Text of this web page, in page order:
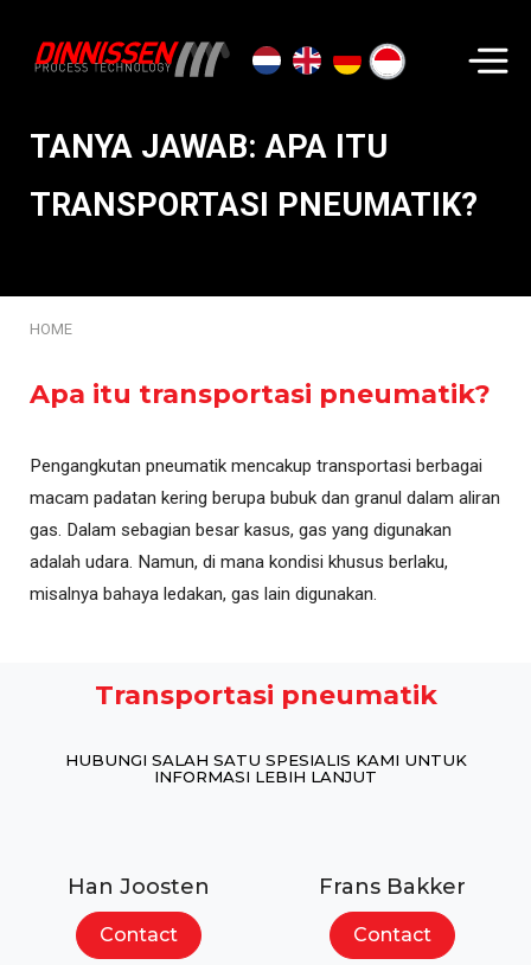
TANYA JAWAB: APA ITU
TRANSPORTASI PNEUMATIK?
HOME
Apa itu transportasi pneumatik?
Pengangkutan pneumatik mencakup transportasi berbagai
macam padatan kering berupa bubuk dan granul dalam aliran
gas. Dalam sebagian besar kasus, gas yang digunakan
adalah udara. Namun, di mana kondisi khusus berlaku,
misalnya bahaya ledakan, gas lain digunakan.
Transportasi pneumatik
HUBUNGI SALAH SATU SPESIALIS KAMI UNTUK
INFORMASI LEBIH LANJUT
Han Joosten
Contact
Frans Bakker
Contact